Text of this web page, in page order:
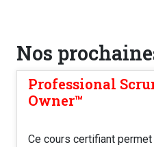
Nos
Professional
Owner™️
Ce cours certifiant